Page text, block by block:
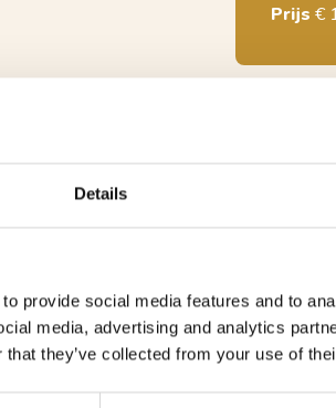
Details
provide social media features and to
media, advertising and analytics
they’ve collected from your use of
Prijs €